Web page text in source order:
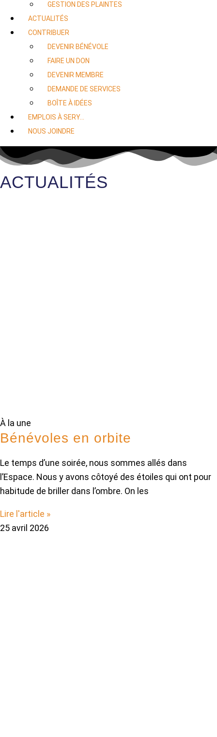
GESTION DES PLAINTES
ACTUALITÉS
CONTRIBUER
DEVENIR BÉNÉVOLE
FAIRE UN DON
DEVENIR MEMBRE
DEMANDE DE SERVICES
BOÎTE À IDÉES
EMPLOIS À SERY…
NOUS JOINDRE
ACTUALITÉS
À la une
Bénévoles en orbite
Le temps d’une soirée, nous sommes allés dans
l’Espace. Nous y avons côtoyé des étoiles qui ont pour
habitude de briller dans l’ombre. On les
Lire l'article »
25 avril 2026